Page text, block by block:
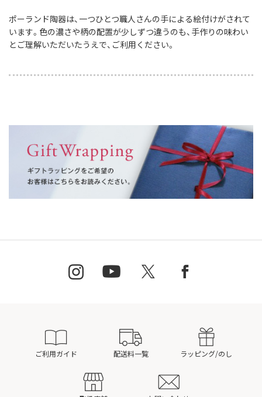
ポーランド陶器は、一つひとつ職人さんの手による絵付けがされて
います。色の濃さや柄の配置が少しずつ違うのも、手作りの味わい
とご理解いただいたうえで、ご利用ください。
ご利用ガイド 配送料一覧 ラッピング/のし